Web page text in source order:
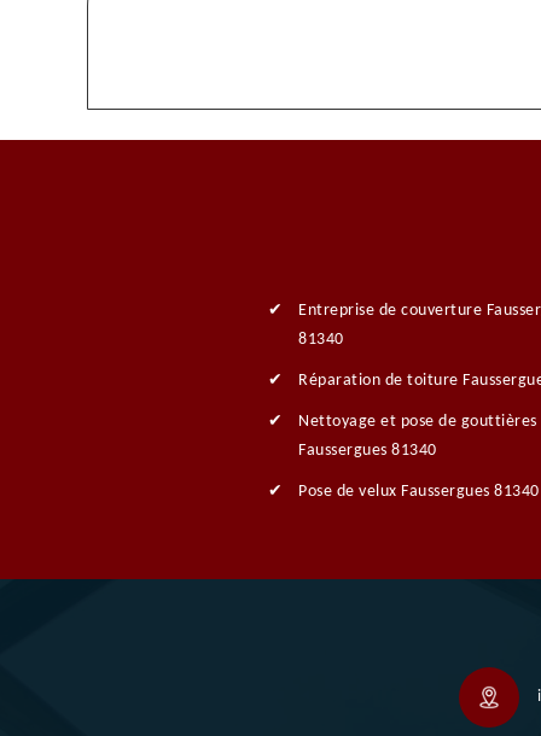
Entreprise de couverture
81340
Réparation de toiture
Nettoyage et pose de gouttières
Faussergues 81340
Pose de velux Faussergues 81340